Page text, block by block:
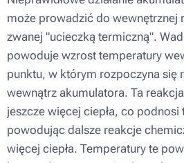
może prowadzić do wewnętrznej
zwanej "ucieczką termiczną".
powoduje wzrost temperatury
punktu, w którym rozpoczyna się
wewnątrz akumulatora. Ta
jeszcze więcej ciepła, co podnosi
powodując dalsze reakcje
więcej ciepła. Temperatury te